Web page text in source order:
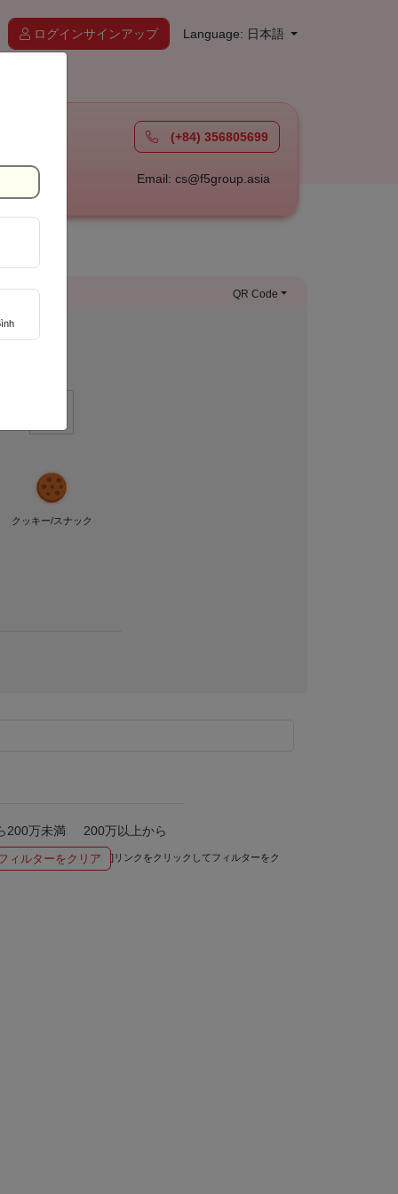
ログインサインアップ Language: 日本語
(+84) 356805699
Email: cs@f5group.asia
QR Code
クッキー/スナック
200万未満 200万以上から
ィルターをクリア ]リンクをクリックしてフィルターをク